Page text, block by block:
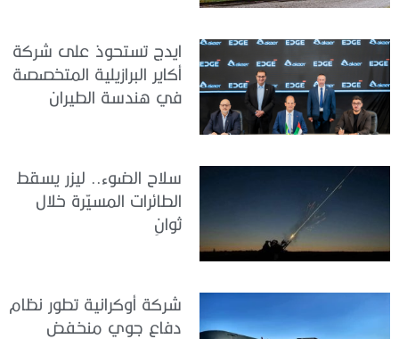
ايدج تستحوذ على شركة
أكاير البرازيلية المتخصصة
في هندسة الطيران
سلاح الضوء.. ليزر يسقط
الطائرات المسيّرة خلال
ثوانٍ
شركة أوكرانية تطور نظام
دفاع جوي منخفض